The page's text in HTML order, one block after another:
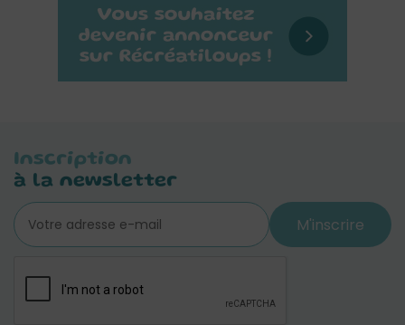
Inscription
à la newsletter
M'inscrire